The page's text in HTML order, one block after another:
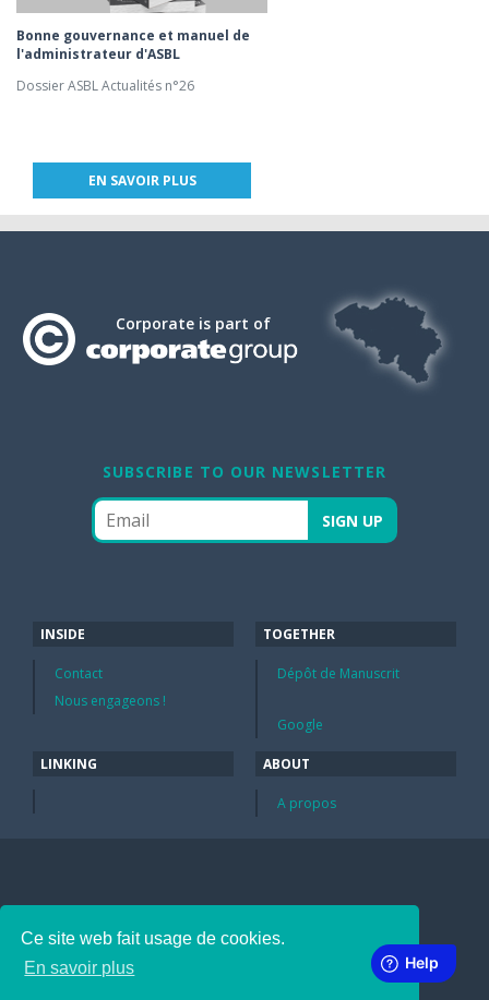
Ce site web fait usage de cookies.
En savoir plus
Bonne gouvernance et manuel de
l'administrateur d'ASBL
Dossier ASBL Actualités n°26
EN SAVOIR PLUS
Corporate is part of
SUBSCRIBE TO OUR NEWSLETTER
INSIDE
Contact
Nous engageons !
TOGETHER
Dépôt de Manuscrit
Google
LINKING ABOUT
A propos